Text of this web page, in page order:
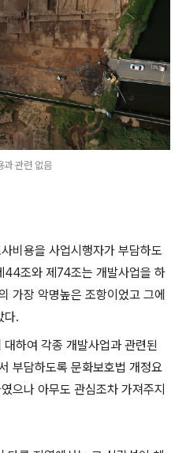
과 관련 없음
비용을 사업시행자가 부담하도
44조와 제74조는 개발사업을 하
가장 악명높은 조항이었고 그에
다.
하여 각종 개발사업과 관련된
부담하도록 문화보호법 개정요
으나 아무도 관심조차 가져주지